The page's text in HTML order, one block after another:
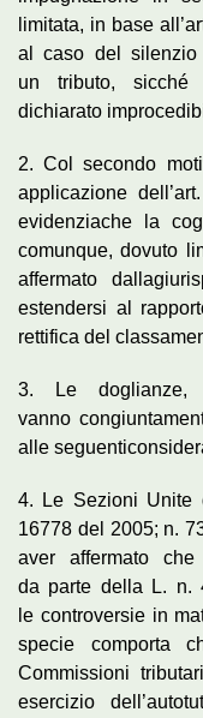
limitata, in base
al caso del silenzio
un tributo,
dichiarato
2. Col secondo
applicazione
evidenziache la
comunque, dovuto
affermato
estendersi al
rettifica del
3. Le doglianze,
vanno
alle
4. Le Sezioni Unite
16778 del 2005; n.
aver affermato che
da parte della L. n.
le controversie in
specie comporta
Commissioni
esercizio